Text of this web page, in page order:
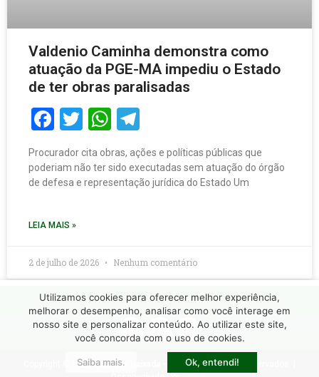
Valdenio Caminha demonstra como
atuação da PGE-MA impediu o Estado
de ter obras paralisadas
Facebook
TwitterWhatsApp
Procurador cita obras, ações e políticas públicas que
poderiam não ter sido executadas sem atuação do órgão
de defesa e representação jurídica do Estado Um
LEIA MAIS »
2 de julho de 2026 Nenhum comentário
Copyright © 2026Sotaque Baixada
– Todos os Direitos Reservados. |
Utilizamos cookies para oferecer melhor experiência,
melhorar o desempenho, analisar como você interage em
nosso site e personalizar conteúdo. Ao utilizar este site,
você concorda com o uso de cookies.
Saiba mais. Ok, entendi!